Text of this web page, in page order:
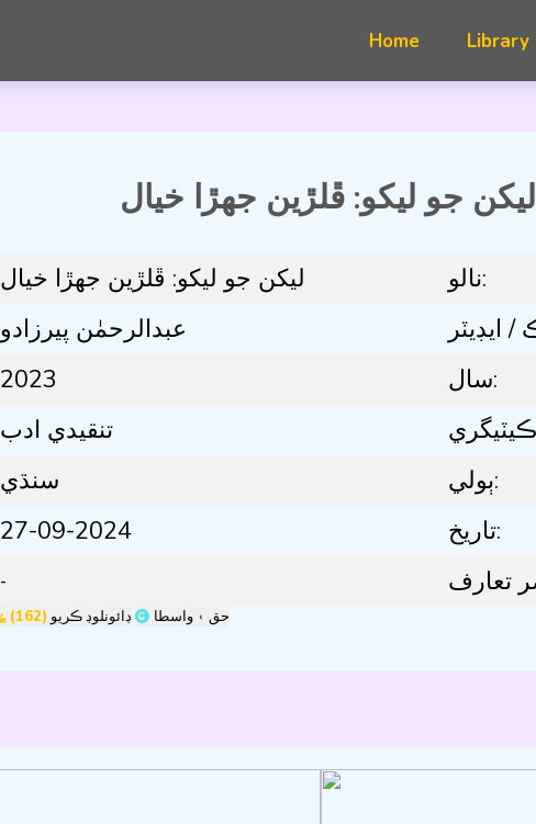
ليکن جو ليکو: ڦلڙين جھڙا خيال
ليکن جو ليکو: ڦلڙين جھڙا خيال
نالو:
عبدالرحمٰن پيرزادو
2023
سال:
تنقيدي ادب
سنڌي
ٻولي:
27-09-2024
تاريخ:
-
(162) ڊائونلوڊ ڪريو حق ۽ واسطا